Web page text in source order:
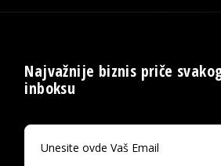
Najvažnije biznis priče
inboksu